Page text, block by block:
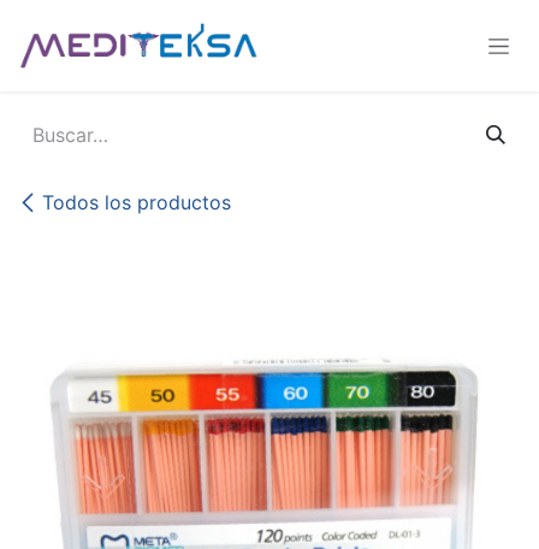
Todos los productos